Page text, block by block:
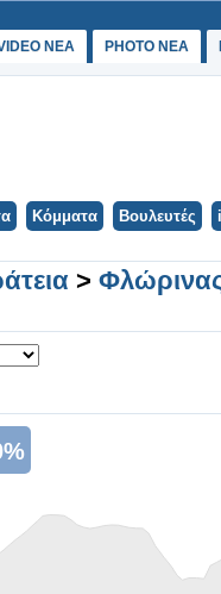
NEA PHOTO NEA
Κόμματα Βουλευτές
>